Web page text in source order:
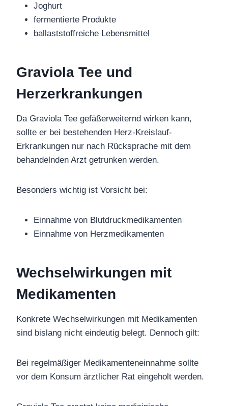
Joghurt
fermentierte Produkte
ballaststoffreiche Lebensmittel
Graviola Tee und
Herzerkrankungen
Da Graviola Tee gefäßerweiternd wirken kann,
sollte er bei bestehenden Herz-Kreislauf-
Erkrankungen nur nach Rücksprache mit dem
behandelnden Arzt getrunken werden.
Besonders wichtig ist Vorsicht bei:
Einnahme von Blutdruckmedikamenten
Einnahme von Herzmedikamenten
Wechselwirkungen mit
Medikamenten
Konkrete Wechselwirkungen mit Medikamenten
sind bislang nicht eindeutig belegt. Dennoch gilt:
Bei regelmäßiger Medikamenteneinnahme sollte
vor dem Konsum ärztlicher Rat eingeholt werden.